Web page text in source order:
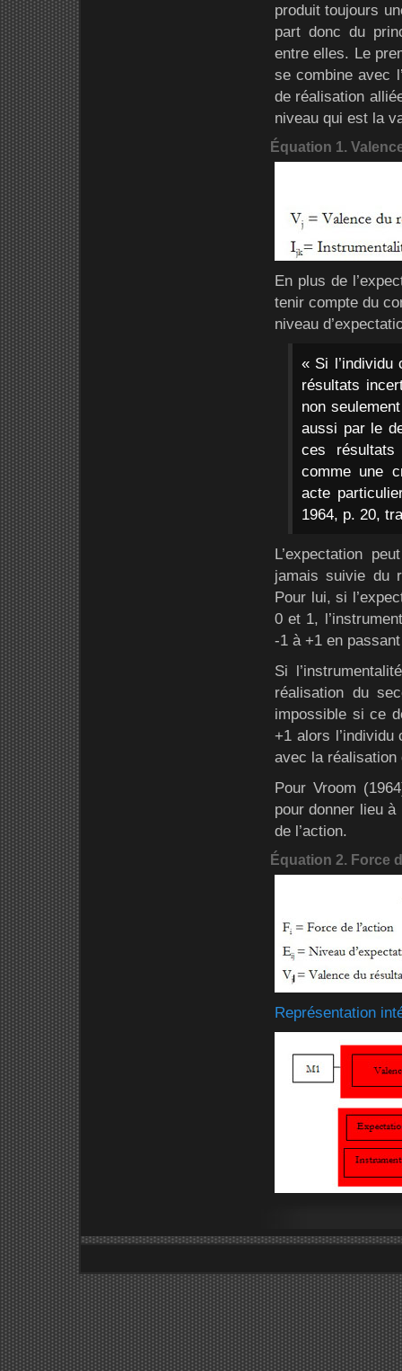
produit toujours
part donc du
entre elles. Le
se combine avec
de réalisation
niveau qui est la
Équation 1.
En plus de
tenir compte du
niveau
« Si l’individu
résultats
non
aussi par le
ces
comme une
acte
1964, p. 20,
L’expectation
jamais suivie du
Pour lui, si
0 et 1,
-1 à +1 en
Si
réalisation du
impossible si ce
+1 alors
avec la réalisation
Pour Vroom
pour donner lieu
de l’action.
Équation 2. Force
Représentation